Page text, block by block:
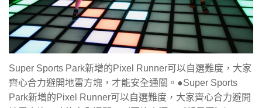
Super Sports Park新增的Pixel Runner可以自選難度，大家
齊心合力避開地雷方塊，才能安全通關。●Super Sports
Park新增的Pixel Runner可以自選難度，大家齊心合力避開